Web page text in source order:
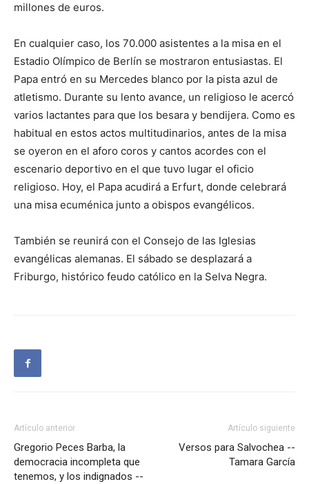
millones de euros.
En cualquier caso, los 70.000 asistentes a la misa en el
Estadio Olímpico de Berlín se mostraron entusiastas. El
Papa entró en su Mercedes blanco por la pista azul de
atletismo. Durante su lento avance, un religioso le acercó
varios lactantes para que los besara y bendijera. Como es
habitual en estos actos multitudinarios, antes de la misa
se oyeron en el aforo coros y cantos acordes con el
escenario deportivo en el que tuvo lugar el oficio
religioso. Hoy, el Papa acudirá a Erfurt, donde celebrará
una misa ecuménica junto a obispos evangélicos.
También se reunirá con el Consejo de las Iglesias
evangélicas alemanas. El sábado se desplazará a
Friburgo, histórico feudo católico en la Selva Negra.
Artículo anterior
Gregorio Peces Barba, la
democracia incompleta que
tenemos, y los indignados --
Artículo siguiente
Versos para Salvochea --
Tamara García